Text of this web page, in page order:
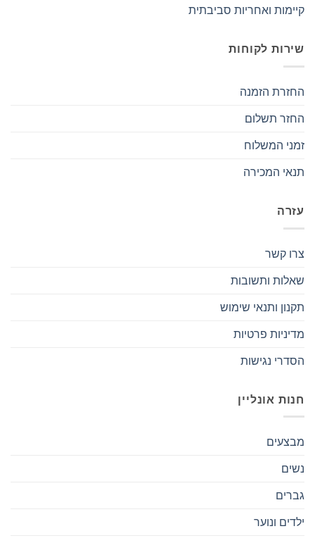
קיימות ואחריות סביבתית
שירות לקוחות
החזרת הזמנה
החזר תשלום
זמני המשלוח
תנאי המכירה
עזרה
צרו קשר
שאלות ותשובות
תקנון ותנאי שימוש
מדיניות פרטיות
הסדרי נגישות
חנות אונליין
מבצעים
נשים
גברים
ילדים ונוער